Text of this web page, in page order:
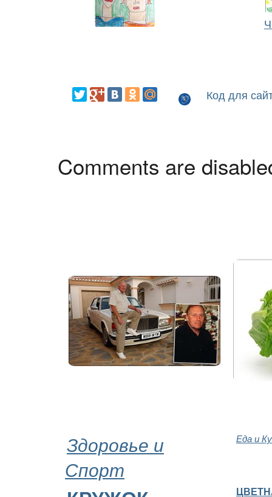
Код для
Comments are
Здоровье и
Спорт
Еда и